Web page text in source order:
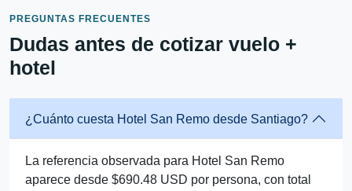
PREGUNTAS FRECUENTES
Dudas antes de cotizar vuelo +
hotel
¿Cuánto cuesta Hotel San Remo desde Santiago?
La referencia observada para Hotel San Remo
aparece desde $690.48 USD por persona, con total